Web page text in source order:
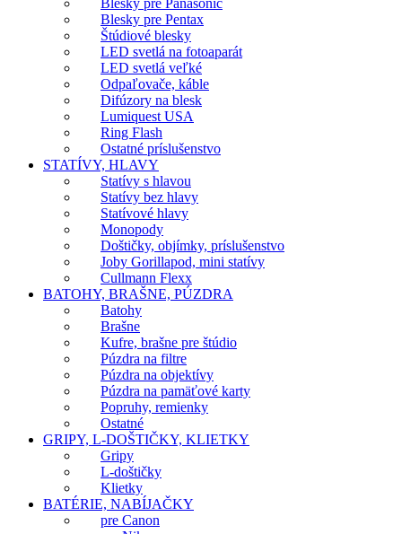
Blesky pre Panasonic
Blesky pre Pentax
Štúdiové blesky
LED svetlá na fotoaparát
LED svetlá veľké
Odpaľovače, káble
Difúzory na blesk
Lumiquest USA
Ring Flash
Ostatné príslušenstvo
STATÍVY, HLAVY
Statívy s hlavou
Statívy bez hlavy
Statívové hlavy
Monopody
Doštičky, objímky, príslušenstvo
Joby Gorillapod, mini statívy
Cullmann Flexx
BATOHY, BRAŠNE, PÚZDRA
Batohy
Brašne
Kufre, brašne pre štúdio
Púzdra na filtre
Púzdra na objektívy
Púzdra na pamäťové karty
Popruhy, remienky
Ostatné
GRIPY, L-DOŠTIČKY, KLIETKY
Gripy
L-doštičky
Klietky
BATÉRIE, NABÍJAČKY
pre Canon